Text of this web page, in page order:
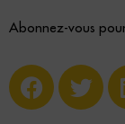
Abonnez-vous
F
a
T
w